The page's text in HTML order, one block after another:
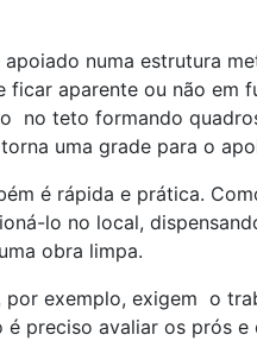
numa estrutura
ficar aparente ou não em
no teto formando
uma grade para o
é rápida e prática.
lo no local,
obra limpa.
por exemplo, exigem o
é preciso avaliar os prós